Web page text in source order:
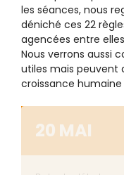
les séances, nous
déniché ces 22
agencées entre
Nous verrons aussi
utiles mais peuvent
croissance
20 MAI